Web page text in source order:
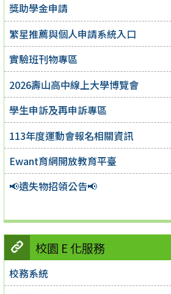
獎助學金申請
繁星推薦與個人申請系統入口
實驗班刊物專區
2026壽山高中線上大學博覽會
學生申訴及再申訴專區
113年度運動會報名相關資訊
Ewant育網開放教育平臺
📢遺失物招領公告📢
校園 E 化服務
校務系統